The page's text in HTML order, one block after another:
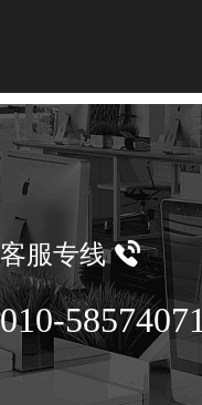
客服专线
010-58574071